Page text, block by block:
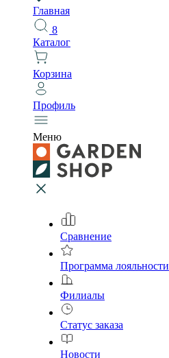
Главная
8
Каталог
Корзина
Профиль
Меню
Сравнение
Программа лояльности
Филиалы
Статус заказа
Новости